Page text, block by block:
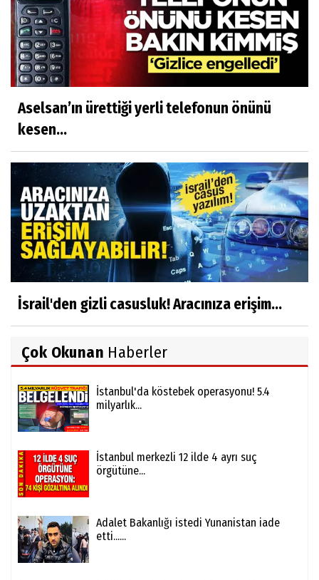
Aselsan’ın ürettiği yerli telefonun önünü
kesen...
İsrail'den gizli casusluk! Aracınıza erişim...
Çok Okunan Haberler
İstanbul'da köstebek operasyonu! 5.4
milyarlık...
İstanbul merkezli 12 ilde 4 ayrı suç
örgütüne...
Adalet Bakanlığı istedi Yunanistan iade
etti......